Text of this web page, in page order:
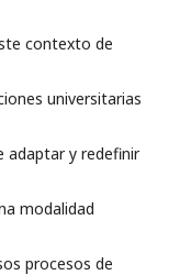
contexto de
universitarias
adaptar y redefinir
modalidad
procesos de